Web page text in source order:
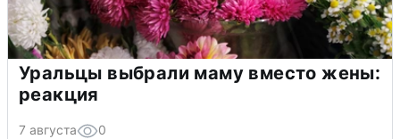
Уральцы выбрали маму вместо жены:
реакция
7 августа 0